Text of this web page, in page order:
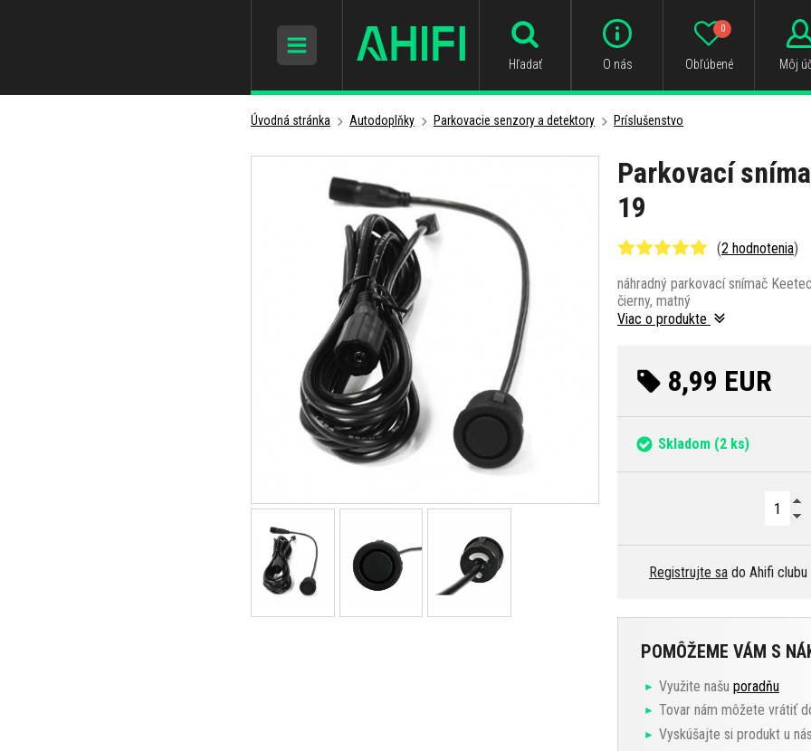
Hľadať O nás Obľúbené
0
Môj
Úvodná stránka Autodoplňky Parkovacie senzory a detektory Príslušenstvo
Parkovací
19
(2 hodnotenia)
náhradný parkovací snímač
čierny, matný
Viac o produkte
8,99 EUR
Skladom (2 ks)
Registrujte sa do Ahifi
POMÔŽEME VÁM S
Využite našu poradňu
Tovar nám môžete vrátiť
Vyskúšajte si produkt u